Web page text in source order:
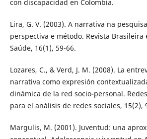
con discapacidad en Colombia.
Lira, G. V. (2003). A narrativa na
perspectiva e método. Revista Brasileira
Saúde, 16(1), 59-66.
Lozares, C., & Verd, J. M. (2008). La
narrativa como expresión
dinámica de la red socio-personal.
para el análisis de redes sociales, 15(2),
Margulis, M. (2001). Juventud: una